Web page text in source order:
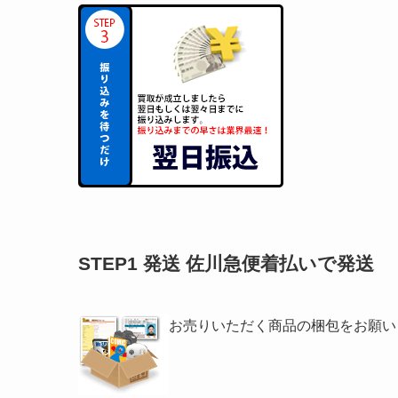
STEP1 発送 佐川急便着払いで発送
お売りいただく商品の梱包をお願